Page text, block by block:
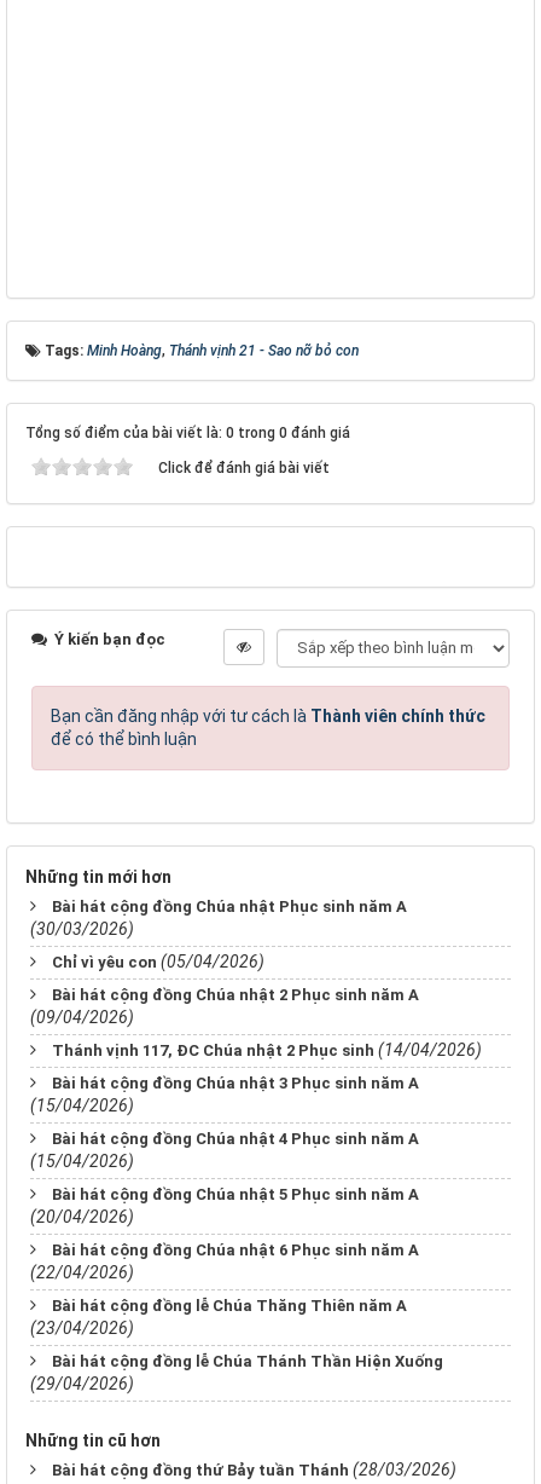
Tags: Minh Hoàng, Thánh vịnh 21 - Sao nỡ bỏ con
Tổng số điểm của bài viết là: 0 trong 0 đánh giá
Click để đánh giá bài viết
Ý kiến bạn đọc
Bạn cần đăng nhập với tư cách là Thành viên chính thức
để có thể bình luận
Những tin mới hơn
Bài hát cộng đồng Chúa nhật Phục sinh năm A
(30/03/2026)
Chỉ vì yêu con (05/04/2026)
Bài hát cộng đồng Chúa nhật 2 Phục sinh năm A
(09/04/2026)
Thánh vịnh 117, ĐC Chúa nhật 2 Phục sinh (14/04/2026)
Bài hát cộng đồng Chúa nhật 3 Phục sinh năm A
(15/04/2026)
Bài hát cộng đồng Chúa nhật 4 Phục sinh năm A
(15/04/2026)
Bài hát cộng đồng Chúa nhật 5 Phục sinh năm A
(20/04/2026)
Bài hát cộng đồng Chúa nhật 6 Phục sinh năm A
(22/04/2026)
Bài hát cộng đồng lễ Chúa Thăng Thiên năm A
(23/04/2026)
Bài hát cộng đồng lễ Chúa Thánh Thần Hiện Xuống
(29/04/2026)
Những tin cũ hơn
Bài hát cộng đồng thứ Bảy tuần Thánh (28/03/2026)